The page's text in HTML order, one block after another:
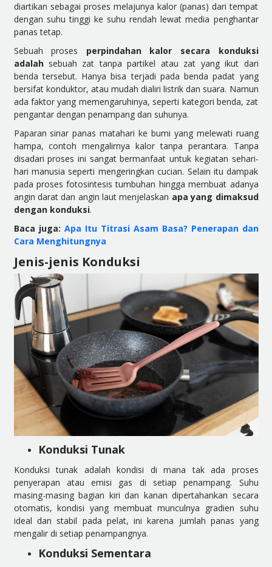
diartikan sebagai proses melajunya kalor (panas) dari tempat
dengan suhu tinggi ke suhu rendah lewat media penghantar
panas tetap.
Sebuah proses perpindahan kalor secara konduksi
adalah sebuah zat tanpa partikel atau zat yang ikut dari
benda tersebut. Hanya bisa terjadi pada benda padat yang
bersifat konduktor, atau mudah dialiri listrik dan suara. Namun
ada faktor yang memengaruhinya, seperti kategori benda, zat
pengantar dengan penampang dan suhunya.
Paparan sinar panas matahari ke bumi yang melewati ruang
hampa, contoh mengalirnya kalor tanpa perantara. Tanpa
disadari proses ini sangat bermanfaat untuk kegiatan sehari-
hari manusia seperti mengeringkan cucian. Selain itu dampak
pada proses fotosintesis tumbuhan hingga membuat adanya
angin darat dan angin laut menjelaskan apa yang dimaksud
dengan konduksi.
Baca juga: Apa Itu Titrasi Asam Basa? Penerapan dan
Cara Menghitungnya
Jenis-jenis Konduksi
Konduksi Tunak
Konduksi tunak adalah kondisi di mana tak ada proses
penyerapan atau emisi gas di setiap penampang. Suhu
masing-masing bagian kiri dan kanan dipertahankan secara
otomatis, kondisi yang membuat munculnya gradien suhu
ideal dan stabil pada pelat, ini karena jumlah panas yang
mengalir di setiap penampangnya.
Konduksi Sementara